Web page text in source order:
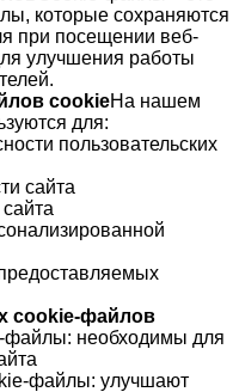
которые сохраняются
при посещении веб-
улучшения работы
cookieНа нашем
для:
пользовательских
сайта
cookie-файлов
файлы: необходимы для
файлы: улучшают